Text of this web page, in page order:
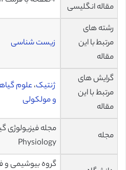
مقاله انگلیسی
رشته های
مرتبط با این
مقاله
زیست شناسی
گرایش های
مرتبط با این
مقاله
ژنتیک،علوم
و مولکولی
مجله
Physiology
گروه بیوشیمی و